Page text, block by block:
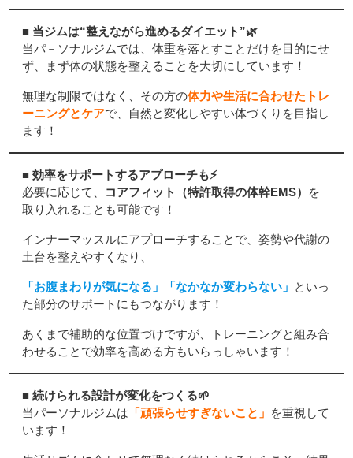
■ 当ジムは“整えながら進めるダイエット”🌿
当パ－ソナルジムでは、体重を落とすことだけを目的にせ
ず、まず体の状態を整えることを大切にしています！
無理な制限ではなく、その方の体力や生活に合わせたトレ
ーニングとケアで、自然と変化しやすい体づくりを目指し
ます！
■ 効率をサポートするアプローチも⚡
必要に応じて、
コアフィット（特許取得の体幹EMS）
を
取り入れることも可能です！
インナーマッスルにアプローチすることで、姿勢や代謝の
土台を整えやすくなり、
「お腹まわりが気になる」「なかなか変わらない」 といっ
た部分のサポートにもつながります！
あくまで補助的な位置づけですが、トレーニングと組み合
わせることで効率を高める方もいらっしゃいます！
■ 続けられる設計が変化をつくる🌱
当パーソナルジムは 「頑張らせすぎないこと」 を重視して
います！